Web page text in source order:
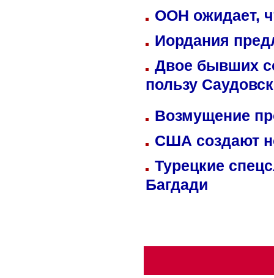
ООН ожидает,
Иордания
Двое бывших
пользу
Возмущение
США создают
Турецкие
Багдади